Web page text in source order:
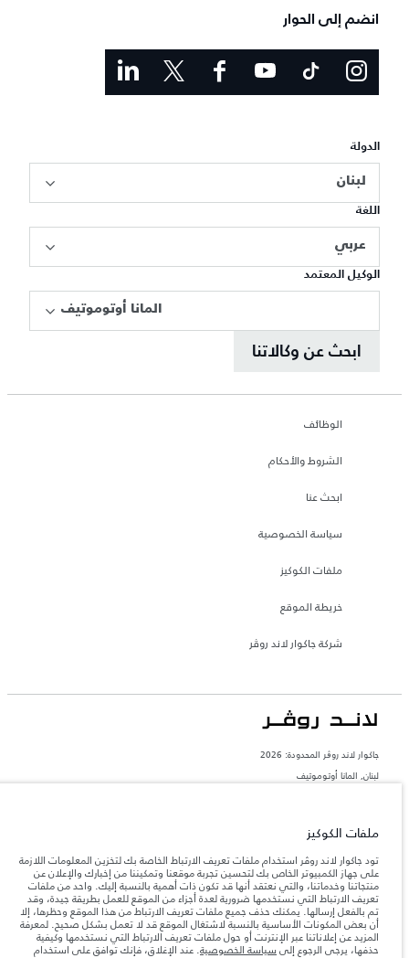
انضم إلى الحوار
الدولة
لبنان
اللغة
عربي
الوكيل المعتمد
المانا أوتوموتيف
ابحث عن وكالاتنا
الوظائف
الشروط والأحكام
ابحث عنا
سياسة الخصوصية
ملفات الكوكيز
خريطة الموقع
شركة جاكوار لاند روڤر
جاكوار لاند روڨر المحدودة: 2026
لبنان, المانا أوتوموتيف
والحمولة.
المعلومات والمواصفات والأسعار والألوان المذكورة على هذا الموقع قد تختلف من بلد إلى
آخر، كما أنّها قد تتغير بدون إشعار مسبق. الرجاء التواصل مع وكيلنا المحلي للتأكد من توفّرها
والتحقق من الأسعار.
ملاحظة مهمة حول الصور والمواصفات. إن النقص العالمي في أشباه الموصلات يؤثر حاليًا
في مواصفات تصميم السيارات وتوفر الخيارات وتوقيتات التصاميم. هذا ظرف ديناميكي
للغاية، ونتيجة لذلك، قد لا تمثّل الصور المستخدَمة ضمن موقع الويب حاليًا المواصفات الحالية
ملفات الكوكيز
تود جاكوار لاند روڤر استخدام ملفات تعريف الارتباط الخاصة بك لتخزين المعلومات اللازمة
على جهاز الكمبيوتر الخاص بك لتحسين تجربة موقعنا وتمكيننا من إخبارك والإعلان عن
منتجاتنا وخدماتنا، والتي نعتقد أنها قد تكون ذات أهمية بالنسبة إليك. واحد من ملفات
تعريف الارتباط التي نستخدمها ضرورية لعدة أجزاء من الموقع للعمل بطريقة جيدة، وقد
تم بالفعل إرسالها. يمكنك حذف جميع ملفات تعريف الارتباط من هذا الموقع وحظرها، إلا
أن بعض المكونات الأساسية بالنسبة لاشتغال الموقع قد لا تعمل بشكل صحيح. لمعرفة
المزيد عن إعلاناتنا عبر الإنترنت أو حول ملفات تعريف الارتباط التي نستخدمها وكيفية
حذفها، يرجى الرجوع إلى سياسة الخصوصية. عند الإغلاق، فإنك توافق على استخدام